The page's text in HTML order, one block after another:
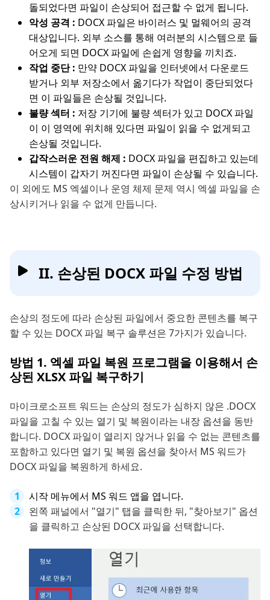
돌되었다면 파일이 손상되어 접근할 수 없게 됩니다.
악성 공격 : DOCX 파일은 바이러스 및 멀웨어의 공격
대상입니다. 외부 소스를 통해 여러분의 시스템으로 들
어오게 되면 DOCX 파일에 손쉽게 영향을 끼치죠.
작업 중단 : 만약 DOCX 파일을 인터넷에서 다운로드
받거나 외부 저장소에서 옮기다가 작업이 중단되었다
면 이 파일들은 손상될 것입니다.
불량 섹터 : 저장 기기에 불량 섹터가 있고 DOCX 파일
이 이 영역에 위치해 있다면 파일이 읽을 수 없게되고
손상될 것입니다.
갑작스러운 전원 해제 : DOCX 파일을 편집하고 있는데
시스템이 갑자기 꺼진다면 파일이 손상될 수 있습니다.
이 외에도 MS 엑셀이나 운영 체제 문제 역시 엑셀 파일을 손
상시키거나 읽을 수 없게 만듭니다.
II. 손상된 DOCX 파일 수정 방법
손상의 정도에 따라 손상된 파일에서 중요한 콘텐츠를 복구
할 수 있는 DOCX 파일 복구 솔루션은 7가지가 있습니다.
방법 1. 엑셀 파일 복원 프로그램을 이용해서 손
상된 XLSX 파일 복구하기
마이크로소프트 워드는 손상의 정도가 심하지 않은 .DOCX
파일을 고칠 수 있는 열기 및 복원이라는 내장 옵션을 동반
합니다. DOCX 파일이 열리지 않거나 읽을 수 없는 콘텐츠를
포함하고 있다면 열기 및 복원 옵션을 찾아서 MS 워드가
DOCX 파일을 복원하게 하세요.
시작 메뉴에서 MS 워드 앱을 엽니다.
왼쪽 패널에서 "열기" 탭을 클릭한 뒤, "찾아보기" 옵션
을 클릭하고 손상된 DOCX 파일을 선택합니다.